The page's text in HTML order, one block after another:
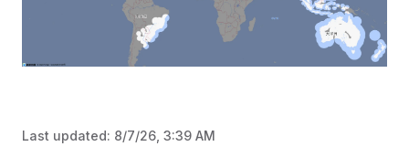
Last updated: 8/7/26, 3:39 AM